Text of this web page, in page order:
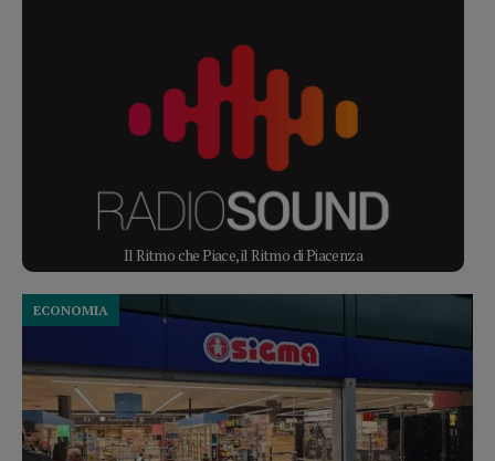
Il Ritmo che Piace, il Ritmo di Piacenza
ECONOMIA